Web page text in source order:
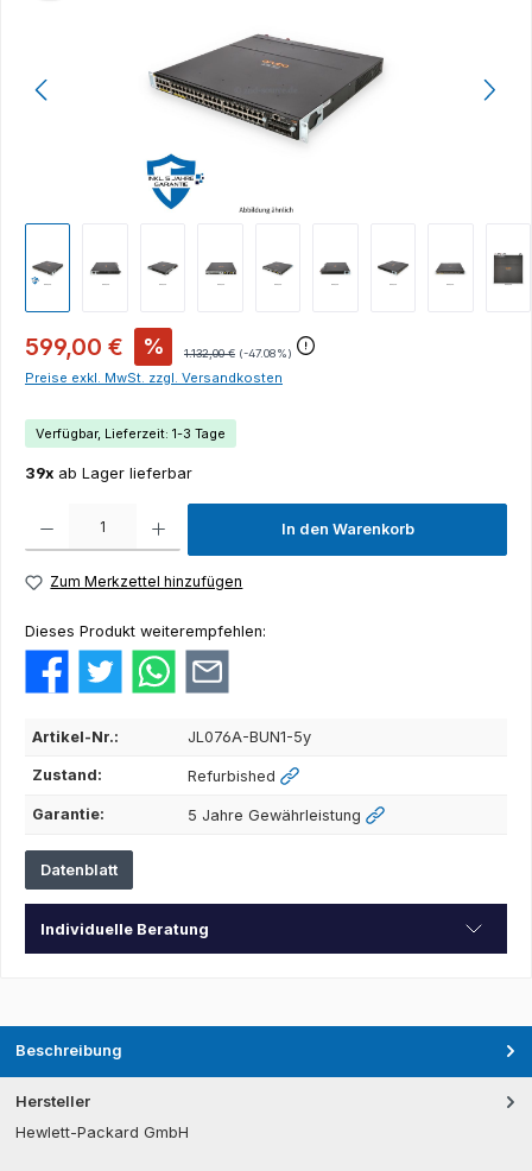
599,00 € % 1.132,00 € (-47.08%)
Preise exkl. MwSt. zzgl. Versandkosten
Verfügbar, Lieferzeit: 1-3 Tage
39x ab Lager lieferbar
In den Warenkorb
Zum Merkzettel hinzufügen
Dieses Produkt weiterempfehlen:
Artikel-Nr.: JL076A-BUN1-5y
Zustand: Refurbished
Garantie: 5 Jahre Gewährleistung
Datenblatt
Individuelle Beratung
Beschreibung
Hersteller
Hewlett-Packard GmbH